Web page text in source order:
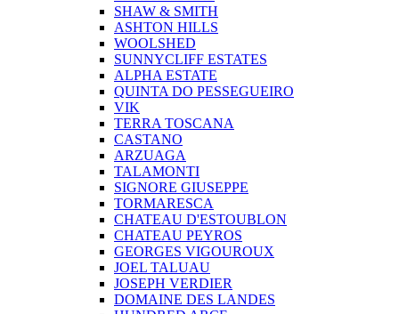
SHAW & SMITH
ASHTON HILLS
WOOLSHED
SUNNYCLIFF ESTATES
ALPHA ESTATE
QUINTA DO PESSEGUEIRO
VIK
TERRA TOSCANA
CASTANO
ARZUAGA
TALAMONTI
SIGNORE GIUSEPPE
TORMARESCA
CHATEAU D'ESTOUBLON
CHATEAU PEYROS
GEORGES VIGOUROUX
JOEL TALUAU
JOSEPH VERDIER
DOMAINE DES LANDES